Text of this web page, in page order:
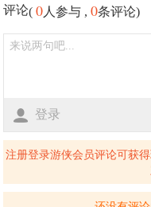
评论(0 人参与 ,0条评论)
登录
注册登录游侠会员评论可获